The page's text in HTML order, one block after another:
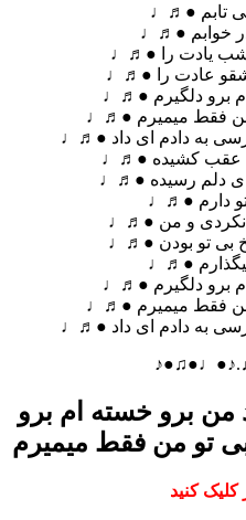
بی تابم ●♬♩
خوابم ●♬♩
یادت را ●♬♩
عادت را ●♬♩
برو دلگیرم ●♬♩
فقط میمیرم ●♬♩
به دادم ای داد ●♬♩
عقب کشیده ●♬♩
دلم رسیده ●♬♩
تو دارم ●♬♩
نکردی و من ●♬♩
بی تو بودن ●♬♩
●♬♩
برو دلگیرم ●♬♩
فقط میمیرم ●♬♩
به دادم ای داد ●♬♩
من برو خسته ام برو
تو من فقط میمیرم
کلیک کنید